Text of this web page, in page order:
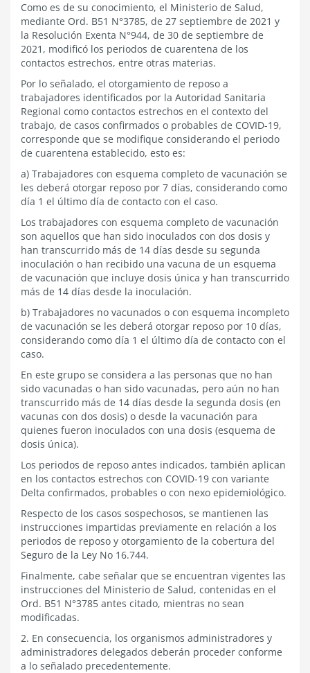
Como es de su conocimiento, el Ministerio de Salud,
mediante Ord. B51 N°3785, de 27 septiembre de 2021 y
la Resolución Exenta N°944, de 30 de septiembre de
2021, modificó los periodos de cuarentena de los
contactos estrechos, entre otras materias.
Por lo señalado, el otorgamiento de reposo a
trabajadores identificados por la Autoridad Sanitaria
Regional como contactos estrechos en el contexto del
trabajo, de casos confirmados o probables de COVID-19,
corresponde que se modifique considerando el periodo
de cuarentena establecido, esto es:
a) Trabajadores con esquema completo de vacunación se
les deberá otorgar reposo por 7 días, considerando como
día 1 el último día de contacto con el caso.
Los trabajadores con esquema completo de vacunación
son aquellos que han sido inoculados con dos dosis y
han transcurrido más de 14 días desde su segunda
inoculación o han recibido una vacuna de un esquema
de vacunación que incluye dosis única y han transcurrido
más de 14 días desde la inoculación.
b) Trabajadores no vacunados o con esquema incompleto
de vacunación se les deberá otorgar reposo por 10 días,
considerando como día 1 el último día de contacto con el
caso.
En este grupo se considera a las personas que no han
sido vacunadas o han sido vacunadas, pero aún no han
transcurrido más de 14 días desde la segunda dosis (en
vacunas con dos dosis) o desde la vacunación para
quienes fueron inoculados con una dosis (esquema de
dosis única).
Los periodos de reposo antes indicados, también aplican
en los contactos estrechos con COVID-19 con variante
Delta confirmados, probables o con nexo epidemiológico.
Respecto de los casos sospechosos, se mantienen las
instrucciones impartidas previamente en relación a los
periodos de reposo y otorgamiento de la cobertura del
Seguro de la Ley No 16.744.
Finalmente, cabe señalar que se encuentran vigentes las
instrucciones del Ministerio de Salud, contenidas en el
Ord. B51 N°3785 antes citado, mientras no sean
modificadas.
2. En consecuencia, los organismos administradores y
administradores delegados deberán proceder conforme
a lo señalado precedentemente.